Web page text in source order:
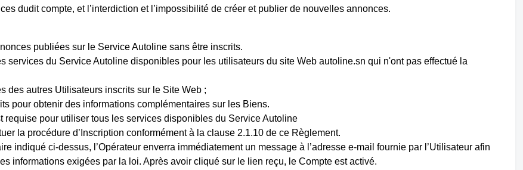
dudit compte, et l’interdiction et l’impossibilité de créer et publier de nouvelles annonces.
publiées sur le Service Autoline sans être inscrits.
services du Service Autoline disponibles pour les utilisateurs du site Web autoline.sn qui n'ont pas effectué la
des autres Utilisateurs inscrits sur le Site Web ;
pour obtenir des informations complémentaires sur les Biens.
requise pour utiliser tous les services disponibles du Service Autoline
la procédure d’Inscription conformément à la clause 2.1.10 de ce Règlement.
indiqué ci-dessus, l’Opérateur enverra immédiatement un message à l’adresse e-mail fournie par l’Utilisateur afin
informations exigées par la loi. Après avoir cliqué sur le lien reçu, le Compte est activé.